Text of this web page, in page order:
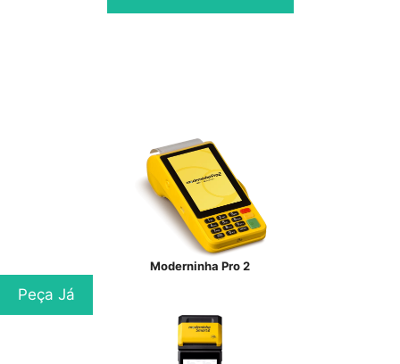
Moderninha Pro 2
Peça Já